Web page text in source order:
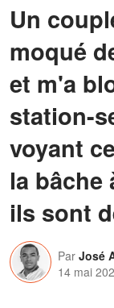
Un
moqué
et m'a
station-
voyant
la bâche
ils sont
Par José
14 mai